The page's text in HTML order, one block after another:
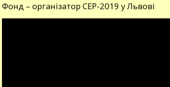
Фонд – організатор СЕР-2019 у Львові